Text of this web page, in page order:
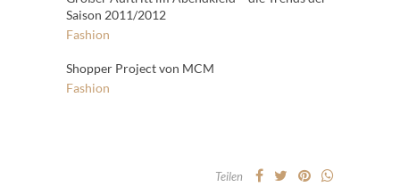
Saison 2011/2012
Fashion
Shopper Project von MCM
Fashion
Teilen